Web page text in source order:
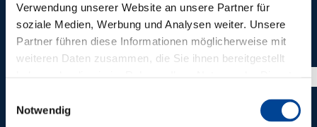
Verwendung unserer Website an unsere Partner für
soziale Medien, Werbung und Analysen weiter. Unsere
Partner führen diese Informationen möglicherweise mit
weiteren Daten zusammen, die Sie ihnen bereitgestellt
Notwendig
REFERENZEN
WEITERE
PROJEKTE